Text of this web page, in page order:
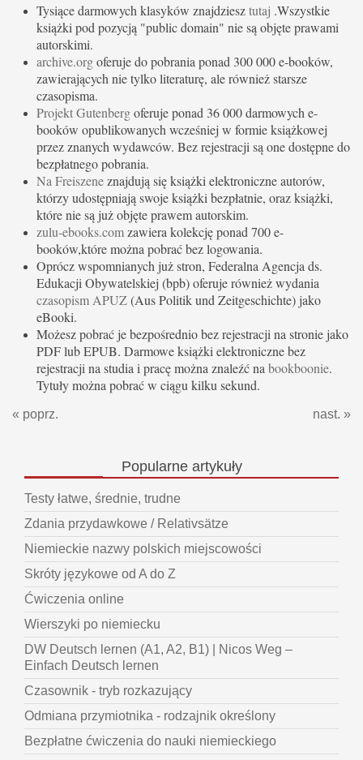
Tysiące darmowych klasyków znajdziesztutaj .Wszystkie
książki pod pozycją "public domain" nie są objęte prawami
autorskimi.
archive.orgoferuje do pobrania ponad 300 000 e-booków,
zawierających nie tylko literaturę, ale również starsze
czasopisma.
Projekt Gutenbergoferuje ponad 36 000 darmowych e-
booków opublikowanych wcześniej w formie książkowej
przez znanych wydawców. Bez rejestracji są one dostępne do
bezpłatnego pobrania.
Na Freiszeneznajdują się książki elektroniczne autorów,
którzy udostępniają swoje książki bezpłatnie, oraz książki,
które nie są już objęte prawem autorskim.
zulu-ebooks.comzawiera kolekcję ponad 700 e-
booków,które można pobrać bez logowania.
Oprócz wspomnianych już stron, Federalna Agencja ds.
Edukacji Obywatelskiej (bpb) oferuje również wydania
czasopism APUZ(Aus Politik und Zeitgeschichte) jako
eBooki.
Możesz pobrać je bezpośrednio bez rejestracji na stronie jako
PDF lub EPUB. Darmowe książki elektroniczne bez
rejestracji na studia i pracę można znaleźć na bookboonie.
Tytuły można pobrać w ciągu kilku sekund.
« poprz. nast. »
Popularneartykuły
Testy łatwe, średnie, trudne
Zdania przydawkowe / Relativsätze
Niemieckie nazwy polskich miejscowości
Skróty językowe od A do Z
Ćwiczenia online
Wierszyki po niemiecku
DW Deutsch lernen (A1, A2, B1) | Nicos Weg –
Einfach Deutsch lernen
Czasownik - tryb rozkazujący
Odmiana przymiotnika - rodzajnik określony
Bezpłatne ćwiczenia do nauki niemieckiego